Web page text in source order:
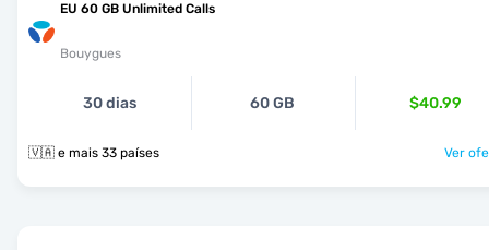
EU 60 GB Unlimited Calls
Bouygues
30 dias 60 GB $40.99
🇻🇦 e mais 33 países Ver